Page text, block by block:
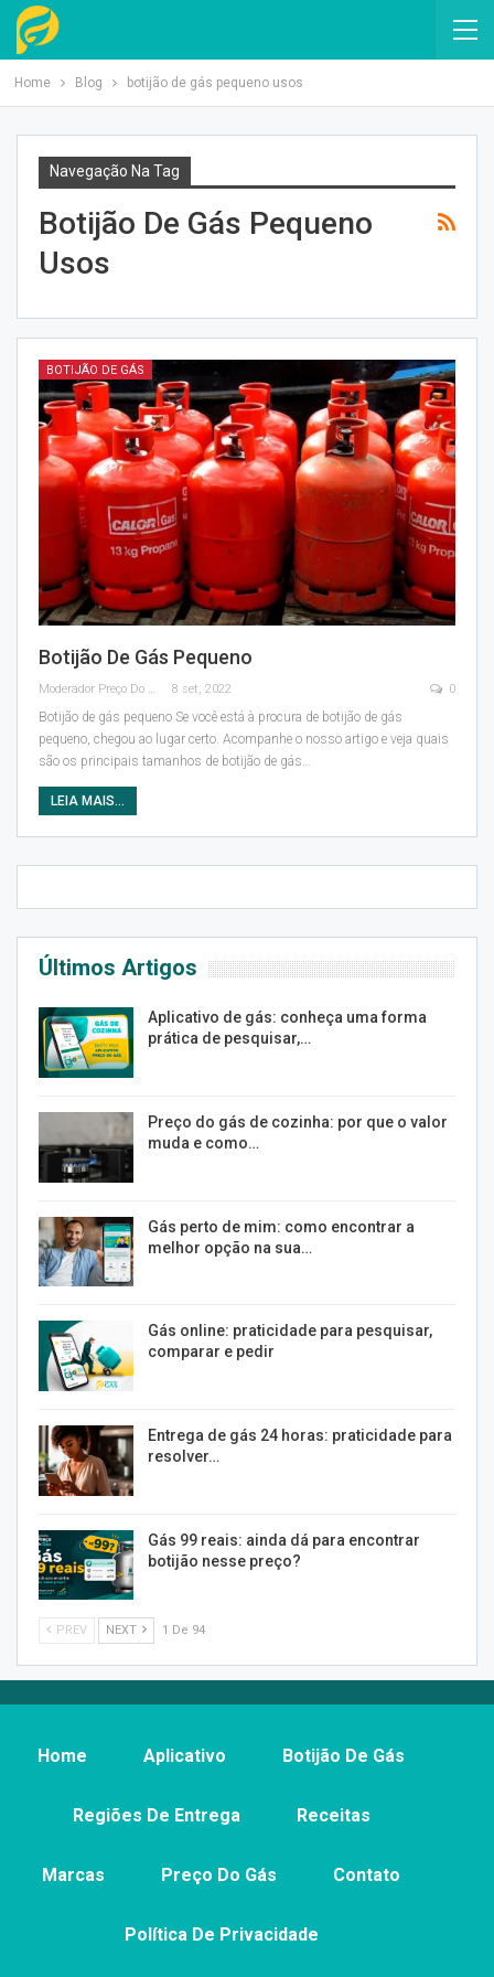
Home Blog botijão de gás pequeno usos
Navegação Na Tag
Botijão De Gás Pequeno
Usos
BOTIJÃO DE GÁS
Botijão De Gás Pequeno
Moderador Preço Do Gás 8 set, 2022 0
Botijão de gás pequeno Se você está à procura de botijão de gás
pequeno, chegou ao lugar certo. Acompanhe o nosso artigo e veja quais
são os principais tamanhos de botijão de gás…
LEIA MAIS...
Últimos Artigos
Aplicativo de gás: conheça uma forma
prática de pesquisar,…
Preço do gás de cozinha: por que o valor
muda e como…
Gás perto de mim: como encontrar a
melhor opção na sua…
Gás online: praticidade para pesquisar,
comparar e pedir
Entrega de gás 24 horas: praticidade para
resolver…
Gás 99 reais: ainda dá para encontrar
botijão nesse preço?
PREV NEXT 1 De 94
Home Aplicativo Botijão De Gás
Regiões De Entrega Receitas
Marcas Preço Do Gás Contato
Política De Privacidade